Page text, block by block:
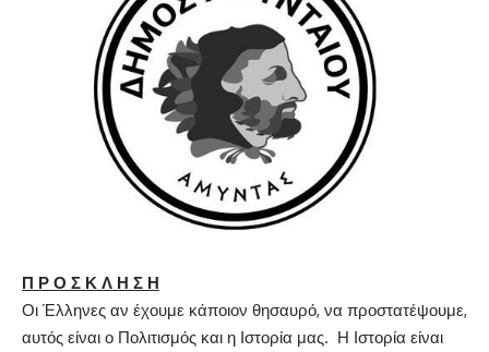
Π Ρ Ο Σ Κ Λ Η Σ Η
Οι Έλληνες αν έχουμε κάποιον θησαυρό, να προστατέψουμε,
αυτός είναι ο Πολιτισμός και η Ιστορία μας. Η Ιστορία είναι